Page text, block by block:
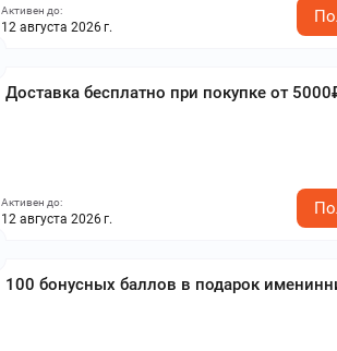
Активен до:
12 августа 2026 г.
Доставка бесплатно при покупке от
Активен до:
12 августа 2026 г.
100 бонусных баллов в подарок